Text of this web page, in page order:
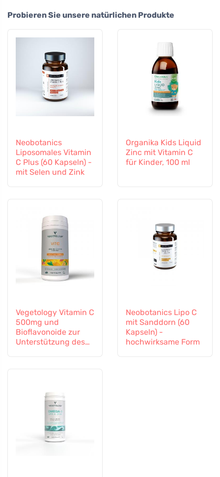
Probieren Sie unsere natürlichen Produkte
Neobotanics
Liposomales Vitamin
C Plus (60 Kapseln) -
mit Selen und Zink
Organika Kids Liquid
Zinc mit Vitamin C
für Kinder, 100 ml
Vegetology Vitamin C
500mg und
Bioflavonoide zur
Unterstützung des
Neobotanics Lipo C
mit Sanddorn (60
Kapseln) -
hochwirksame Form